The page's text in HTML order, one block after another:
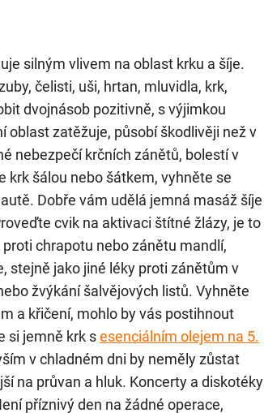
silným vlivem na oblast krku a šíje.
čelisti, uši, hrtan, mluvidla, krk,
dvojnásob pozitivně, s výjimkou
oblast zatěžuje, působí škodlivěji než v
nebezpečí krčních zánětů, bolestí v
krk šálou nebo šátkem, vyhněte se
Dobře vám udělá jemná masáž šíje
cvik na aktivaci štítné žlázy, je to
chrapotu nebo zánětu mandlí,
stejně jako jiné léky proti zánětům v
žvýkání šalvějových listů. Vyhněte
a křičení, mohlo by vás postihnout
si jemně krk sesenciálním olejem na 5.
v chladném dni by neměly zůstat
na průvan a hluk. Koncerty a diskotéky
příznivý den na žádné operace,